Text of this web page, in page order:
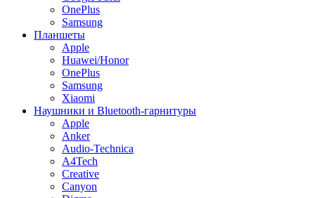
OnePlus
Samsung
Планшеты
Apple
Huawei/Honor
OnePlus
Samsung
Xiaomi
Наушники и Bluetooth-гарнитуры
Apple
Anker
Audio-Technica
A4Tech
Creative
Canyon